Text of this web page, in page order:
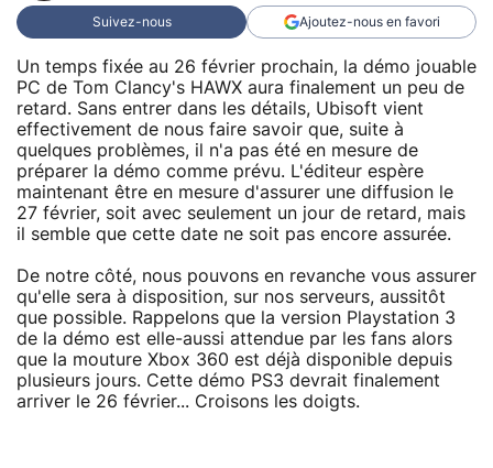
Suivez-nous Ajoutez-nous en favori
Un temps fixée au 26 février prochain, la démo jouable
PC de Tom Clancy's HAWX aura finalement un peu de
retard. Sans entrer dans les détails, Ubisoft vient
effectivement de nous faire savoir que, suite à
quelques problèmes, il n'a pas été en mesure de
préparer la démo comme prévu. L'éditeur espère
maintenant être en mesure d'assurer une diffusion le
27 février, soit avec seulement un jour de retard, mais
il semble que cette date ne soit pas encore assurée.
De notre côté, nous pouvons en revanche vous assurer
qu'elle sera à disposition, sur nos serveurs, aussitôt
que possible. Rappelons que la version Playstation 3
de la démo est elle-aussi attendue par les fans alors
que la mouture Xbox 360 est déjà disponible depuis
plusieurs jours. Cette démo PS3 devrait finalement
arriver le 26 février... Croisons les doigts.